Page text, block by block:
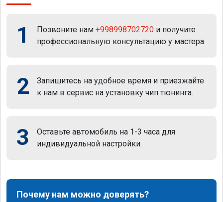
1 Позвоните нам +998998702720 и получите
профессиональную консультацию у мастера.
2
Запишитесь на удобное время и приезжайте
к нам в сервис на установку чип тюнинга.
3
Оставьте автомобиль на 1-3 часа для
индивидуальной настройки.
Почему нам можно доверять?